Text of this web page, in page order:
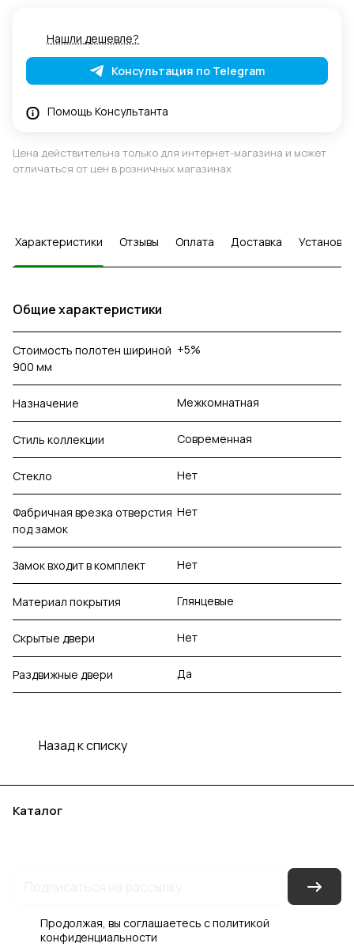
Нашли дешевле?
Консультация по Telegram
Помощь Консультанта
Цена действительна только для интернет-магазина и может
отличаться от цен в розничных магазинах
Характеристики Отзывы Оплата Доставка Установка
Общие характеристики
Стоимость полотен шириной
900 мм
+5%
Назначение Межкомнатная
Стиль коллекции Современная
Стекло Нет
Фабричная врезка отверстия
под замок
Нет
Замок входит в комплект Нет
Материал покрытия Глянцевые
Скрытые двери Нет
Раздвижные двери Да
Назад к списку
Каталог
Продолжая, вы соглашаетесь сполитикой
конфиденциальности